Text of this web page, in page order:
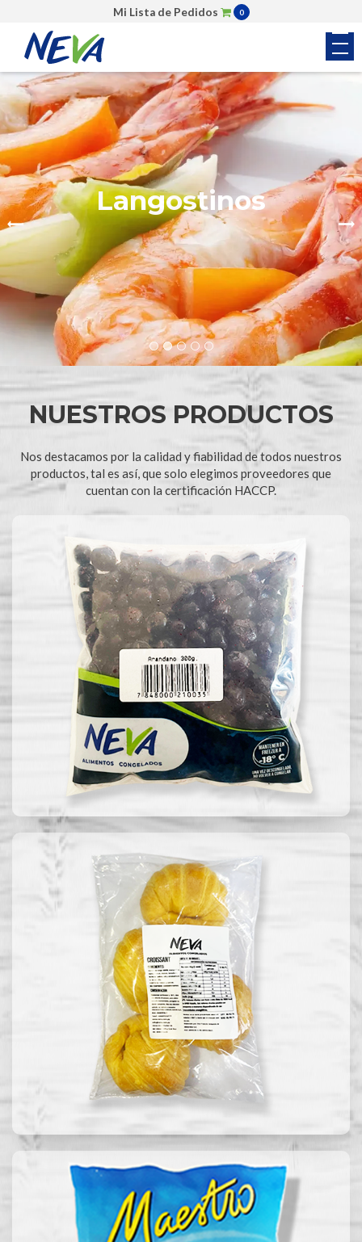
Mi Lista de Pedidos 0
Langostinos
Colas de Camarón
NUESTROS PRODUCTOS
Nos destacamos por la calidad y fiabilidad de todos nuestros
productos, tal es así, que solo elegimos proveedores que
cuentan con la certificación HACCP.